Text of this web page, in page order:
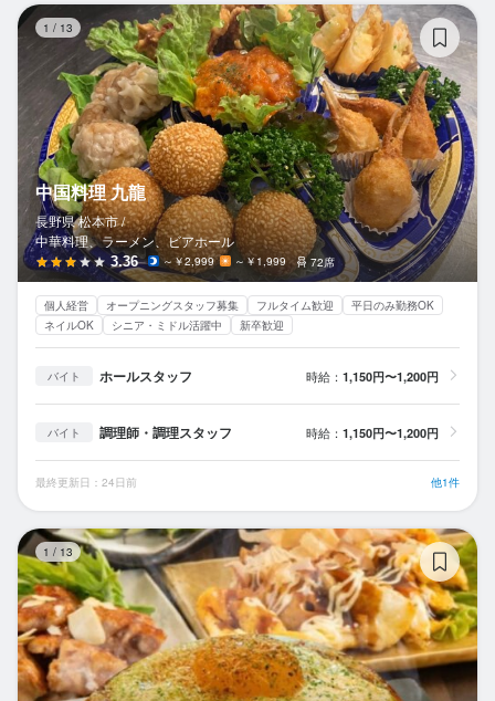
1 / 13
中国料理 九龍
長野県 松本市 /
中華料理、ラーメン、ビアホール
3.36 ～￥2,999 ～￥1,999 72席
個人経営 オープニングスタッフ募集 フルタイム歓迎
平日のみ勤務OK
ネイルOK
シニア・ミドル活躍中 新卒歓迎
バイト ホールスタッフ 時給： 1,150円〜1,200円
バイト 調理師・調理スタッフ 時給： 1,150円〜1,200円
最終更新日：24日前 他1件
1 / 13